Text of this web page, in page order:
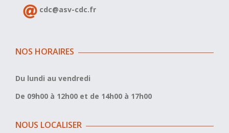
cdc@asv-cdc.fr
NOS HORAIRES
Du lundi au vendredi
De 09h00 à 12h00 et de 14h00 à 17h00
NOUS LOCALISER